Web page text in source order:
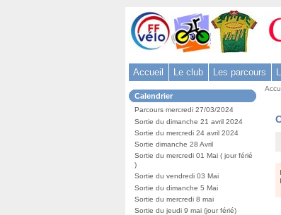
Accueil Le club Les parcours
Dans
la
rubrique
:
Calendrier
Parcours mercredi 27/03/2024
Sortie du dimanche 21 avril 2024
Sortie du mercredi 24 avril 2024
Sortie dimanche 28 Avril
Sortie du mercredi 01 Mai ( jour férié
)
Sortie du vendredi 03 Mai
Sortie du dimanche 5 Mai
Sortie du mercredi 8 mai
Sortie du jeudi 9 mai (jour férié)